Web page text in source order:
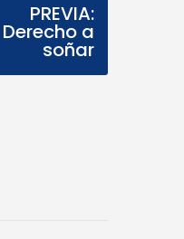
PREVIA:
Derecho a
soñar